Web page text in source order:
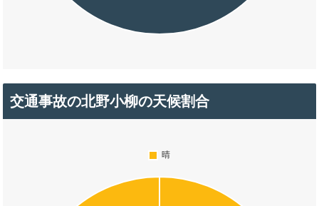
交通事故の北野小柳の天候割合